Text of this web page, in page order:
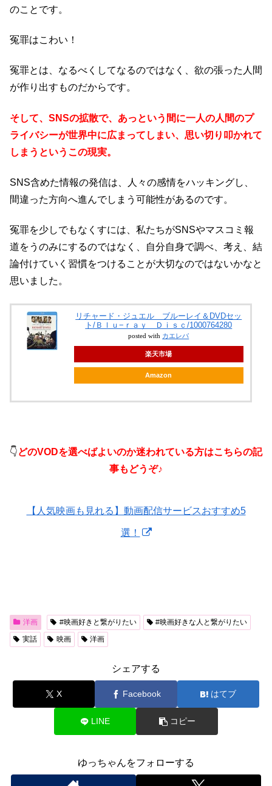
のことです。
冤罪はこわい！
冤罪とは、なるべくしてなるのではなく、欲の張った人間
が作り出すものだからです。
そして、SNSの拡散で、あっという間に一人の人間のプ
ライバシーが世界中に広まってしまい、思い切り叩かれて
しまうというこの現実。
SNS含めた情報の発信は、人々の感情をハッキングし、
間違った方向へ進んでしまう可能性があるのです。
冤罪を少しでもなくすには、私たちがSNSやマスコミ報
道をうのみにするのではなく、自分自身で調べ、考え、結
論付けていく習慣をつけることが大切なのではないかなと
思いました。
リチャード・ジュエル ブルーレイ＆DVDセッ
ト/Ｂｌｕ−ｒａｙ Ｄｉｓｃ/1000764280
posted with カエレバ
楽天市場
Amazon
👇どのVODを選べばよいのか迷われている方はこちらの記
事もどうぞ♪
【人気映画も見れる】動画配信サービスおすすめ5
選！
洋画 #映画好きと繋がりたい
#映画好きな人と繋がりたい
実話
映画 洋画
シェアする
X Facebook はてブ
LINE コピー
ゆっちゃんをフォローする